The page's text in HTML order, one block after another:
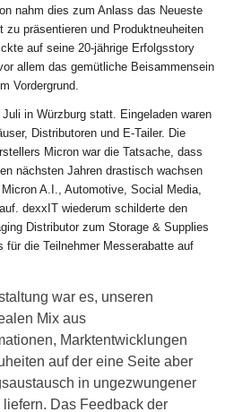
nahm dies zum Anlass das Neueste
zu präsentieren und Produktneuheiten
auf seine 20-jährige Erfolgsstory
allem das gemütliche Beisammensein
Vordergrund.
in Würzburg statt. Eingeladen waren
Distributoren und E-Tailer. Die
Micron war die Tatsache, dass
nächsten Jahren drastisch wachsen
A.I., Automotive, Social Media,
dexxIT wiederum schilderte den
Distributor zum Storage & Supplies
für die Teilnehmer Messerabatte auf
war es, unseren
Mix aus
Marktentwicklungen
auf der eine Seite aber
in ungezwungener
Das Feedback der